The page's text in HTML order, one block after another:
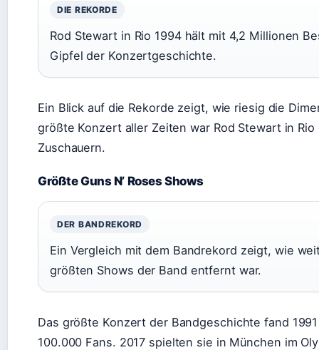
DIE REKORDE
Rod Stewart in Rio 1994 hält mit 4,2 Millionen
Gipfel der Konzertgeschichte.
Ein Blick auf die Rekorde zeigt, wie riesig die
größte Konzert aller Zeiten war Rod Stewart in
Zuschauern.
Größte Guns N’ Roses Shows
DER BANDREKORD
Ein Vergleich mit dem Bandrekord zeigt, wie
größten Shows der Band entfernt war.
Das größte Konzert der Bandgeschichte fand
100.000 Fans. 2017 spielten sie in München im